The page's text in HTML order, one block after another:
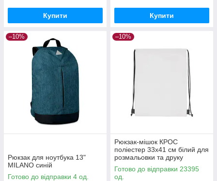
Купити Купити
–10%
Рюкзак для ноутбука 13"
MILANO синій
Готово до відправки 4 од.
–10%
Рюкзак-мішок КРОС
поліестер 33х41 см білий для
розмальовки та друку
логотипу
Готово до відправки 23395
од.